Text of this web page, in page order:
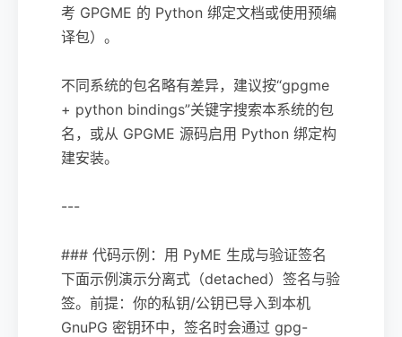
考 GPGME 的 Python 绑定文档或使用预编
译包）。
不同系统的包名略有差异，建议按“gpgme
+ python bindings”关键字搜索本系统的包
名，或从 GPGME 源码启用 Python 绑定构
建安装。
---
### 代码示例：用 PyME 生成与验证签名
下面示例演示分离式（detached）签名与验
签。前提：你的私钥/公钥已导入到本机
GnuPG 密钥环中，签名时会通过 gpg-